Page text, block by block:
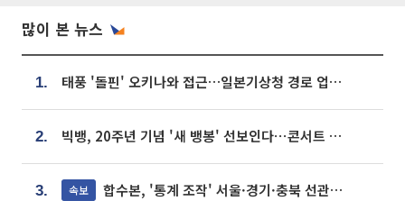
많이 본 뉴스
1. 태풍 '돌핀' 오키나와 접근…일본기상청 경로 업데이트
2. 빅뱅, 20주년 기념 '새 뱅봉' 선보인다⋯콘서트 앞두고 팝업 개최
3. 속보 합수본, '통계 조작' 서울·경기·충북 선관위 등 추가 압수수색